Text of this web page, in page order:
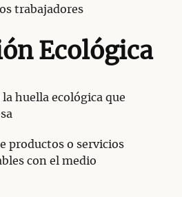
trabajadores
Ecológica
la huella ecológica que
productos o servicios
con el medio